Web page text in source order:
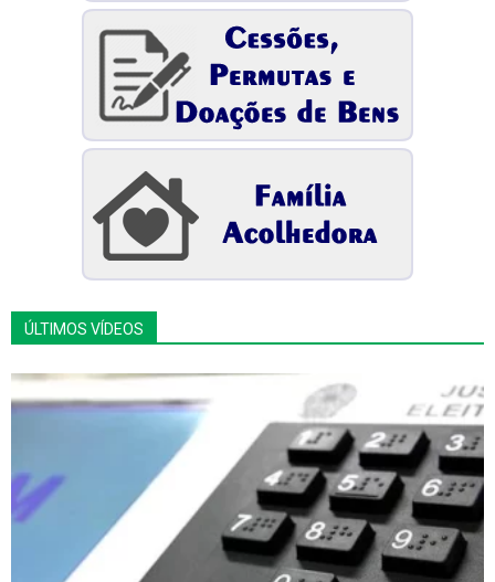
ÚLTIMOS VÍDEOS